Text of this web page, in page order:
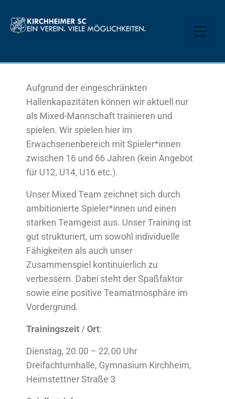
Aufgrund der eingeschränkten
Hallenkapazitäten können wir aktuell nur
als Mixed-Mannschaft trainieren und
spielen. Wir spielen hier im
Erwachsenenbereich mit Spieler*innen
zwischen 16 und 66 Jahren (kein Angebot
für U12, U14, U16 etc.).
Unser Mixed Team zeichnet sich durch
ambitionierte Spieler*innen und einen
starken Teamgeist aus. Unser Training ist
gut strukturiert, um sowohl individuelle
Fähigkeiten als auch unser
Zusammenspiel kontinuierlich zu
verbessern. Dabei steht der Spaßfaktor
sowie eine positive Teamatmosphäre im
Vordergrund.
Trainingszeit /Ort:
Dienstag, 20.00 – 22.00 Uhr
Dreifachturnhalle, Gymnasium Kirchheim,
Heimstettner Straße 3